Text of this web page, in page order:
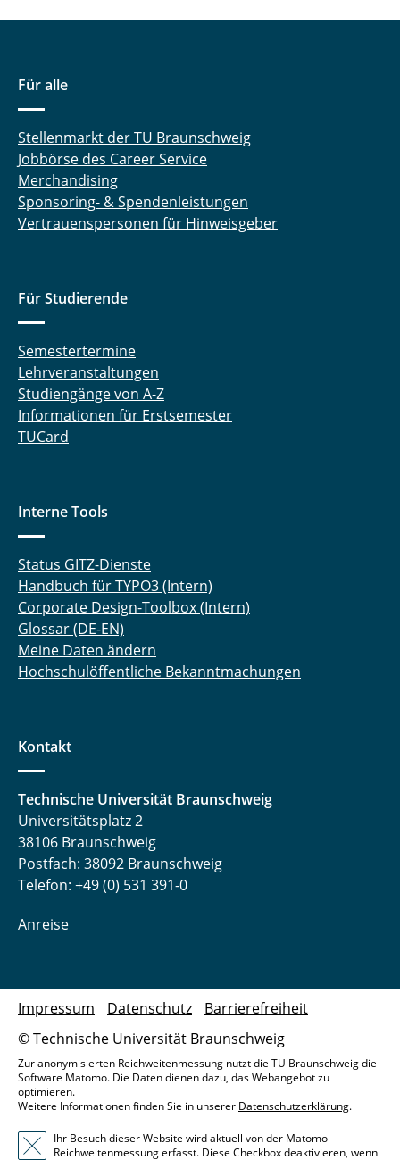
Für alle
Stellenmarkt der TU Braunschweig
Jobbörse des Career Service
Merchandising
Sponsoring- & Spendenleistungen
Vertrauenspersonen für Hinweisgeber
Für Studierende
Semestertermine
Lehrveranstaltungen
Studiengänge von A-Z
Informationen für Erstsemester
TUCard
Interne Tools
Status GITZ-Dienste
Handbuch für TYPO3 (Intern)
Corporate Design-Toolbox (Intern)
Glossar (DE-EN)
Meine Daten ändern
Hochschulöffentliche Bekanntmachungen
Kontakt
Technische Universität Braunschweig
Universitätsplatz 2
38106 Braunschweig
Postfach: 38092 Braunschweig
Telefon: +49 (0) 531 391-0
Anreise
© Technische Universität Braunschweig
Impressum Datenschutz Barrierefreiheit
Zur anonymisierten Reichweitenmessung nutzt die TU Braunschweig die
Software Matomo. Die Daten dienen dazu, das Webangebot zu
optimieren.
Weitere Informationen finden Sie in unserer Datenschutzerklärung.
Ihr Besuch dieser Website wird aktuell von der Matomo
Reichweitenmessung erfasst. Diese Checkbox deaktivieren, wenn